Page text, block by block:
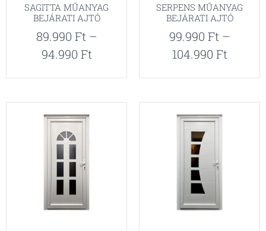
SAGITTA MŰANYAG
BEJÁRATI AJTÓ
89.990 Ft –
94.990 Ft
SERPENS MŰANYAG
BEJÁRATI AJTÓ
99.990 Ft –
104.990 Ft